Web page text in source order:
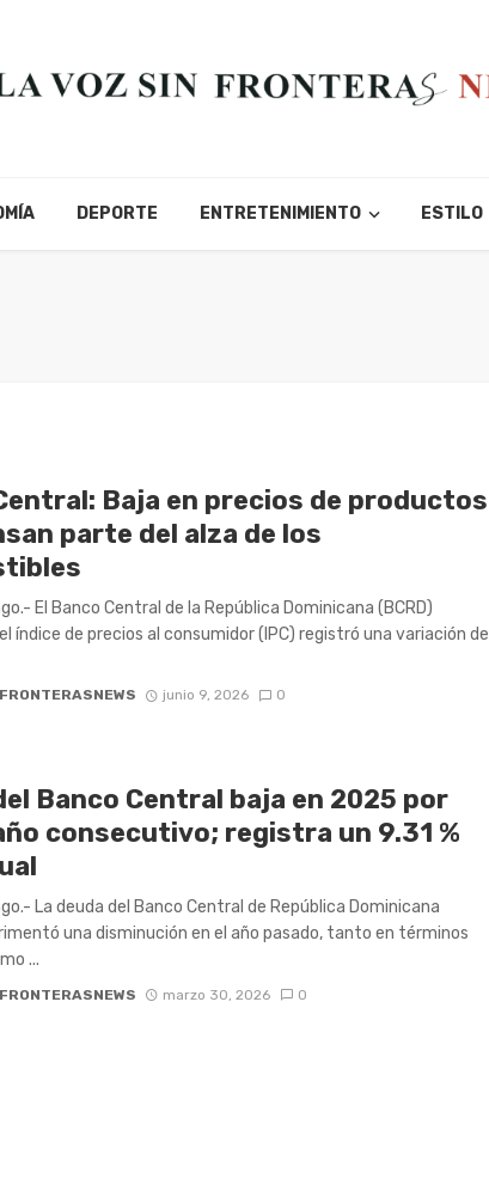
DEPORTE ENTRETENIMIENTO ESTILO
Baja en precios de productos
parte del alza de los
El Banco Central de la República Dominicana (BCRD)
índice de precios al consumidor (IPC) registró una variación de
junio 9, 2026 0
Banco Central baja en 2025 por
consecutivo; registra un 9.31 %
La deuda del Banco Central de República Dominicana
una disminución en el año pasado, tanto en términos
...
marzo 30, 2026 0